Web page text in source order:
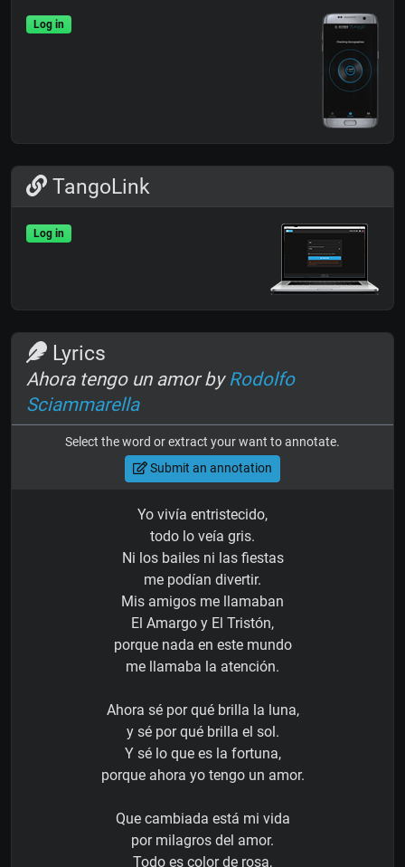
Log in
TangoLink
Log in
Lyrics
Ahora tengo un amor by Rodolfo
Sciammarella
Select the word or extract your want to annotate.
Submit an annotation
Yo vivía entristecido,
todo lo veía gris.
Ni los bailes ni las fiestas
me podían divertir.
Mis amigos me llamaban
El Amargo y El Tristón,
porque nada en este mundo
me llamaba la atención.
Ahora sé por qué brilla la luna,
y sé por qué brilla el sol.
Y sé lo que es la fortuna,
porque ahora yo tengo un amor.
Que cambiada está mi vida
por milagros del amor.
Todo es color de rosa,